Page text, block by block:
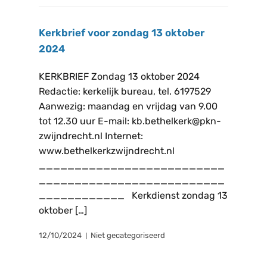
Kerkbrief voor zondag 13 oktober
2024
KERKBRIEF Zondag 13 oktober 2024
Redactie: kerkelijk bureau, tel. 6197529
Aanwezig: maandag en vrijdag van 9.00
tot 12.30 uur E-mail: kb.bethelkerk@pkn-
zwijndrecht.nl Internet:
www.bethelkerkzwijndrecht.nl
__________________________
__________________________
____________ Kerkdienst zondag 13
oktober […]
12/10/2024 Niet gecategoriseerd